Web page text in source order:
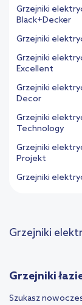
Grzejniki
Black+Decker
Grzejniki
Grzejniki
Excellent
Grzejniki
Decor
Grzejniki
Technology
Grzejniki
Projekt
Grzejniki
Grzejniki
Grzejniki
Szukasz